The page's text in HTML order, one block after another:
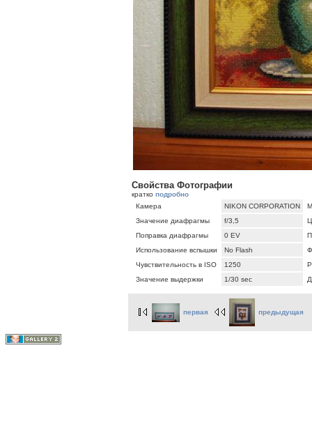
Свойства Фотографии
кратко подробно
Камера
NIKON CORPORATION
Значение диафрагмы
f/3,5
Поправка диафрагмы
0 EV
Использование вспышки
No Flash
Чувствительность в ISO
1250
Значение выдержки
1/30 sec
первая предыдущая